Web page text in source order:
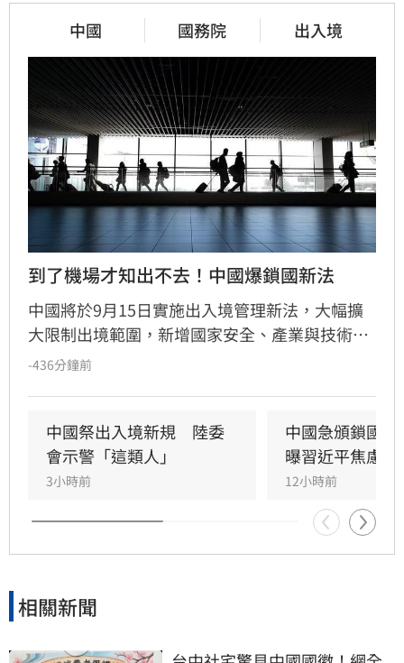
中國 國務院 出入境
到了機場才知出不去！中國爆鎖國新法
中國將於9月15日實施出入境管理新法，大幅擴
大限制出境範圍，新增國家安全、產業與技術安
全等紅線。最引發爭議的是法規允許官方在不通
身自由裁量權完全掌握在官方手中，不僅衝擊外
商與科技人才，常往返兩岸的台商及企業高管更
是高風險群。隨著執法尺度不明，建議相關人士
須密切關注法規動向，以免在前往機場時才驚覺
被禁止出境，淪為新法祭品，人身安全與營運風
險恐顯著提升。
-436分鐘前
中國祭出入境新規　陸委
會示警「這類人」
3小時前
中國急頒鎖國
曝習近平焦慮2
12小時前
相關新聞